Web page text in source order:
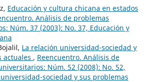
Educación y cultura chicana en estados
Análisis de problemas
Núm. 37 (2003): No. 37, Educación y
La relación universidad-sociedad y
actuales , Reencuentro. Análisis de
Núm. 52 (2008): No. 52,
sociedad y sus problemas